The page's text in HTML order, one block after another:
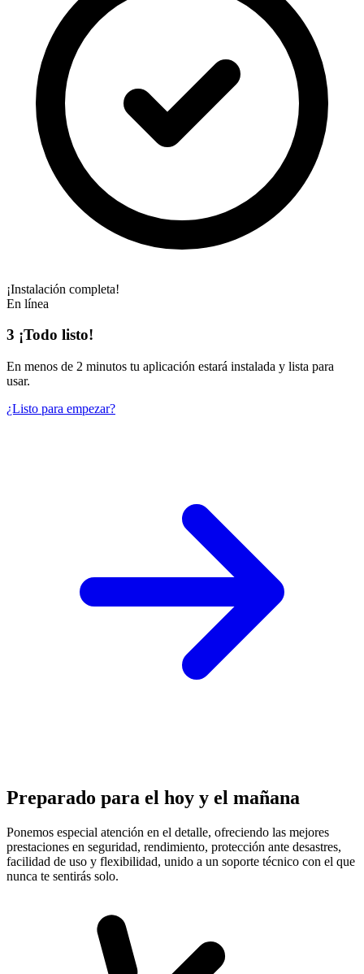
¡Instalación completa!
En línea
3 ¡Todo listo!
En menos de 2 minutos tu aplicación estará instalada y lista para
usar.
¿Listo para empezar?
Preparado para el hoy y el mañana
Ponemos especial atención en el detalle, ofreciendo las mejores
prestaciones en seguridad, rendimiento, protección ante desastres,
facilidad de uso y flexibilidad, unido a un soporte técnico con el que
nunca te sentirás solo.